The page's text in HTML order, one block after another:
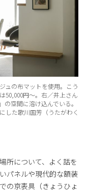
ュの布マットを使用。こう
50,000円〜。右／井上さん
空間に溶け込んでいる。
した歌川国芳（うたがわく
所について、よく話を
パネルや現代的な額装
での京表具（きょうひょ